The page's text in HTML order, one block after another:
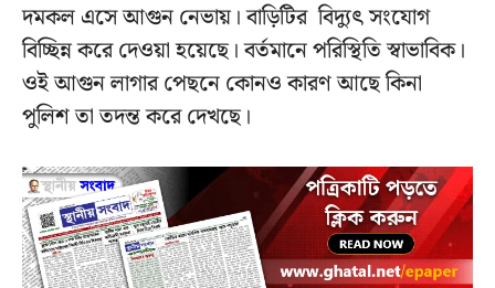
দমকল এসে আগুন নেভায়। বাড়িটির বিদ্যুৎ সংযোগ
বিচ্ছিন্ন করে দেওয়া হয়েছে। বর্তমানে পরিস্থিতি স্বাভাবিক।
ওই আগুন লাগার পেছনে কোনও কারণ আছে কিনা
পুলিশ তা তদন্ত করে দেখছে।